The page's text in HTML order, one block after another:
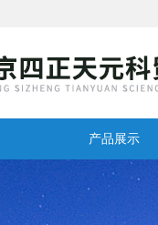
产品展示